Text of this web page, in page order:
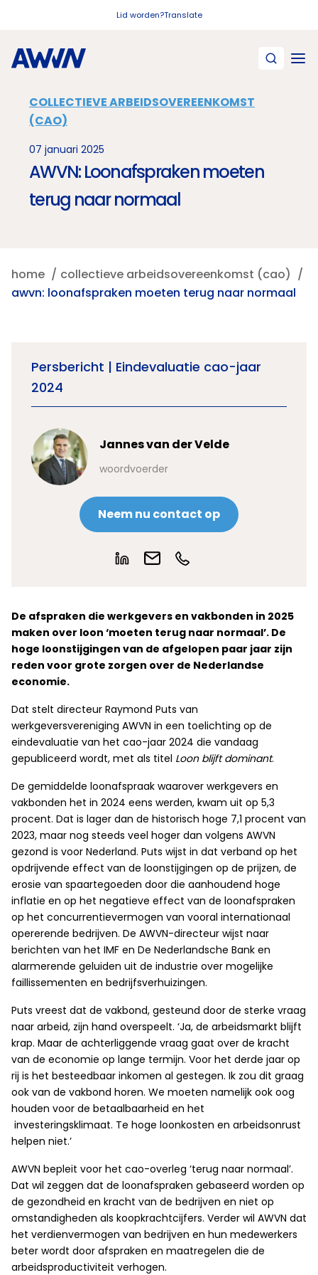
Lid worden?Translate
COLLECTIEVE ARBEIDSOVEREENKOMST
(CAO)
07 januari 2025
AWVN: Loonafspraken moeten
terug naar normaal
home
collectieve arbeidsovereenkomst (cao)
awvn: loonafspraken moeten terug naar normaal
Persbericht | Eindevaluatie cao-jaar
2024
Jannes van der Velde
woordvoerder
Neem nu contact op
De afspraken die werkgevers en vakbonden in 2025
maken over loon ‘moeten terug naar normaal’. De
hoge loonstijgingen van de afgelopen paar jaar zijn
reden voor grote zorgen over de Nederlandse
economie.
Dat stelt directeur Raymond Puts van
werkgeversvereniging AWVN in een toelichting op de
eindevaluatie van het cao-jaar 2024 die vandaag
gepubliceerd wordt, met als titel Loon blijft dominant.
De gemiddelde loonafspraak waarover werkgevers en
vakbonden het in 2024 eens werden, kwam uit op 5,3
procent. Dat is lager dan de historisch hoge 7,1 procent van
2023, maar nog steeds veel hoger dan volgens AWVN
gezond is voor Nederland. Puts wijst in dat verband op het
opdrijvende effect van de loonstijgingen op de prijzen, de
erosie van spaartegoeden door die aanhoudend hoge
inflatie en op het negatieve effect van de loonafspraken
op het concurrentievermogen van vooral internationaal
opererende bedrijven. De AWVN-directeur wijst naar
berichten van het IMF en De Nederlandsche Bank en
alarmerende geluiden uit de industrie over mogelijke
faillissementen en bedrijfsverhuizingen.
Puts vreest dat de vakbond, gesteund door de sterke vraag
naar arbeid, zijn hand overspeelt. ‘Ja, de arbeidsmarkt blijft
krap. Maar de achterliggende vraag gaat over de kracht
van de economie op lange termijn. Voor het derde jaar op
rij is het besteedbaar inkomen al gestegen. Ik zou dit graag
ook van de vakbond horen. We moeten namelijk ook oog
houden voor de betaalbaarheid en het
investeringsklimaat. Te hoge loonkosten en arbeidsonrust
helpen niet.’
AWVN bepleit voor het cao-overleg ‘terug naar normaal’.
Dat wil zeggen dat de loonafspraken gebaseerd worden op
de gezondheid en kracht van de bedrijven en niet op
omstandigheden als koopkrachtcijfers. Verder wil AWVN dat
het verdienvermogen van bedrijven en hun medewerkers
beter wordt door afspraken en maatregelen die de
arbeidsproductiviteit verhogen.